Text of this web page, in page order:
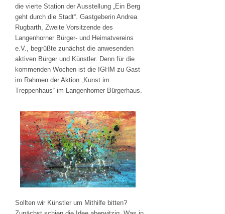
die vierte Station der Ausstellung „Ein Berg
geht durch die Stadt“. Gastgeberin Andrea
Rugbarth, Zweite Vorsitzende des
Langenhorner Bürger- und Heimatvereins
e.V., begrüßte zunächst die anwesenden
aktiven Bürger und Künstler. Denn für die
kommenden Wochen ist die IGHM zu Gast
im Rahmen der Aktion „Kunst im
Treppenhaus“ im Langenhorner Bürgerhaus.
Sollten wir Künstler um Mithilfe bitten?